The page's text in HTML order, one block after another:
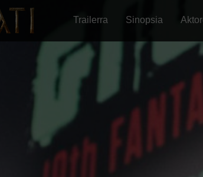
Trailerra Sinopsia